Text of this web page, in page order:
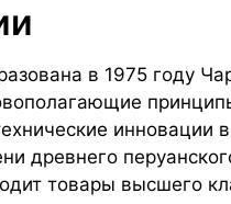
в 1975 году
древнего
товары высшего